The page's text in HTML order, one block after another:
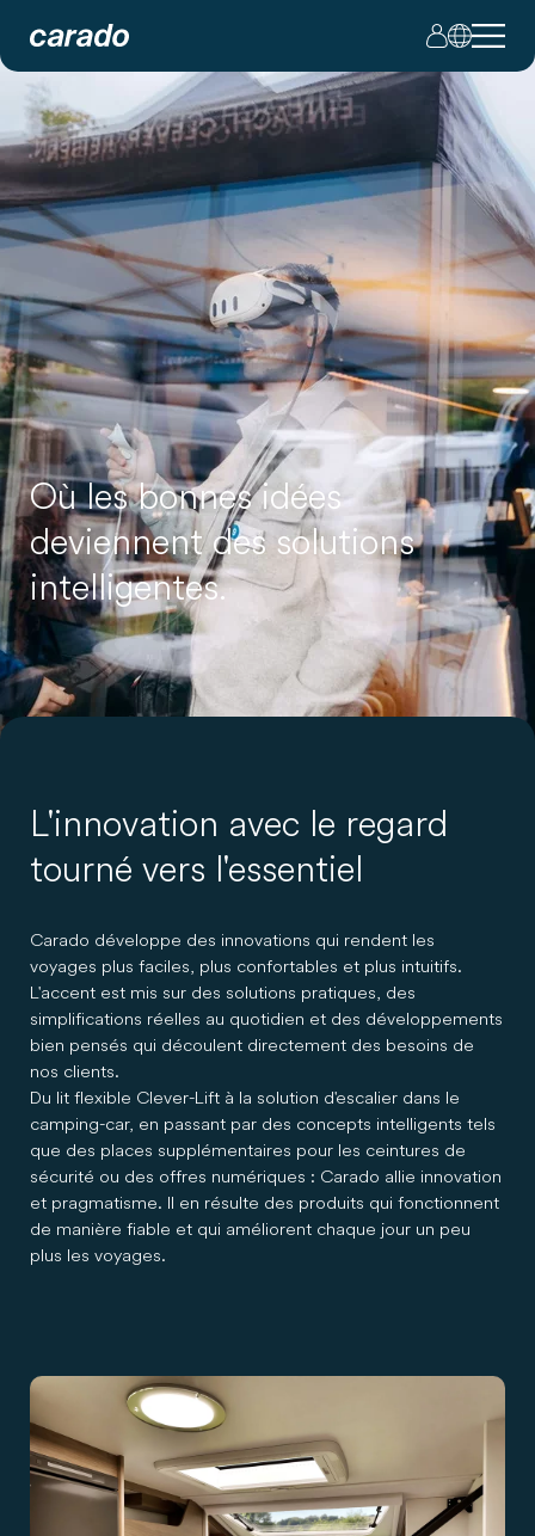
Où les bonnes idées
deviennent des solutions
intelligentes.
L'innovation avec le regard
tourné vers l'essentiel
Carado développe des innovations qui rendent les
voyages plus faciles, plus confortables et plus intuitifs.
L'accent est mis sur des solutions pratiques, des
simplifications réelles au quotidien et des développements
bien pensés qui découlent directement des besoins de
nos clients.
Du lit flexible Clever-Lift à la solution d'escalier dans le
camping-car, en passant par des concepts intelligents tels
que des places supplémentaires pour les ceintures de
sécurité ou des offres numériques : Carado allie innovation
et pragmatisme. Il en résulte des produits qui fonctionnent
de manière fiable et qui améliorent chaque jour un peu
plus les voyages.